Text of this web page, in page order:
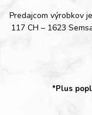
Predajcom výrobkov
117 CH – 1623
*Plus